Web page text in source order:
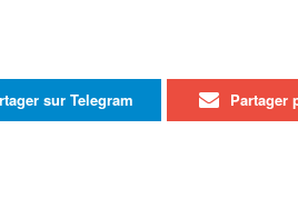
sur Telegram Partager